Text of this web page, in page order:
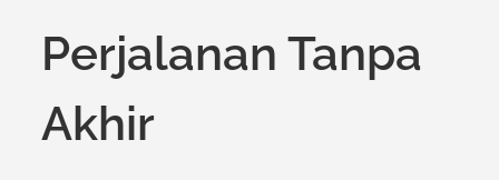
Perjalanan Tanpa
Akhir